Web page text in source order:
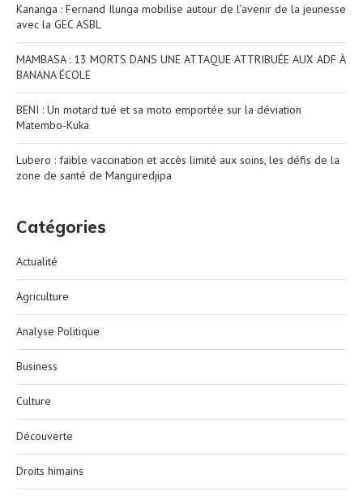
Kananga : Fernand Ilunga mobilise autour de l’avenir de la jeunesse
avec la GEC ASBL
MAMBASA : 13 MORTS DANS UNE ATTAQUE ATTRIBUÉE AUX ADF À
BANANA ÉCOLE
BENI : Un motard tué et sa moto emportée sur la déviation
Matembo-Kuka
Lubero : faible vaccination et accès limité aux soins, les défis de la
zone de santé de Manguredjipa
Catégories
Actualité
Agriculture
Analyse Politique
Business
Culture
Découverte
Droits himains